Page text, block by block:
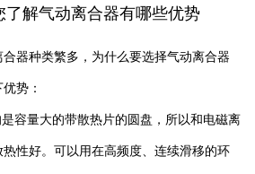
了解气动离合器有哪些优势
器种类繁多，为什么要选择气动离合器
势：
容量大的带散热片的圆盘，所以和电磁离
性好。可以用在高频度、连续滑移的环